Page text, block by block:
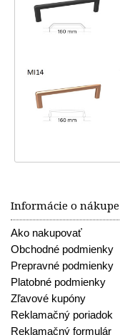
Informácie o nákupe
Ako nakupovať
Obchodné podmienky
Prepravné podmienky
Platobné podmienky
Zľavové kupóny
Reklamačný poriadok
Reklamačný formulár